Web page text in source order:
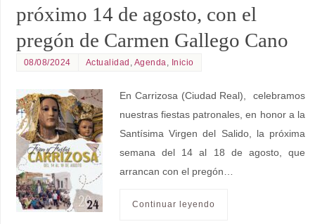
próximo 14 de agosto, con el
pregón de Carmen Gallego Cano
08/08/2024 Actualidad , Agenda, Inicio
En Carrizosa (Ciudad Real), celebramos
nuestras fiestas patronales, en honor a la
Santísima Virgen del Salido, la próxima
semana del 14 al 18 de agosto, que
arrancan con el pregón…
Continuar leyendo